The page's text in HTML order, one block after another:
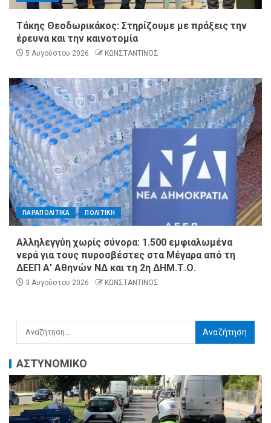
Τάκης Θεοδωρικάκος: Στηρίζουμε με πράξεις την
έρευνα και την καινοτομία
5 Αυγούστου 2026 ΚΩΝΣΤΑΝΤΙΝΟΣ
ΠΑΡΑΠΟΛΙΤΙΚΑ ΠΟΛΙΤΙΚΗ
Αλληλεγγύη χωρίς σύνορα: 1.500 εμφιαλωμένα
νερά για τους πυροσβέστες στα Μέγαρα από τη
ΔΕΕΠ Α’ Αθηνών ΝΔ και τη 2η ΔΗΜ.Τ.Ο.
3 Αυγούστου 2026 ΚΩΝΣΤΑΝΤΙΝΟΣ
ΑΣΤΥΝΟΜΙΚΟ